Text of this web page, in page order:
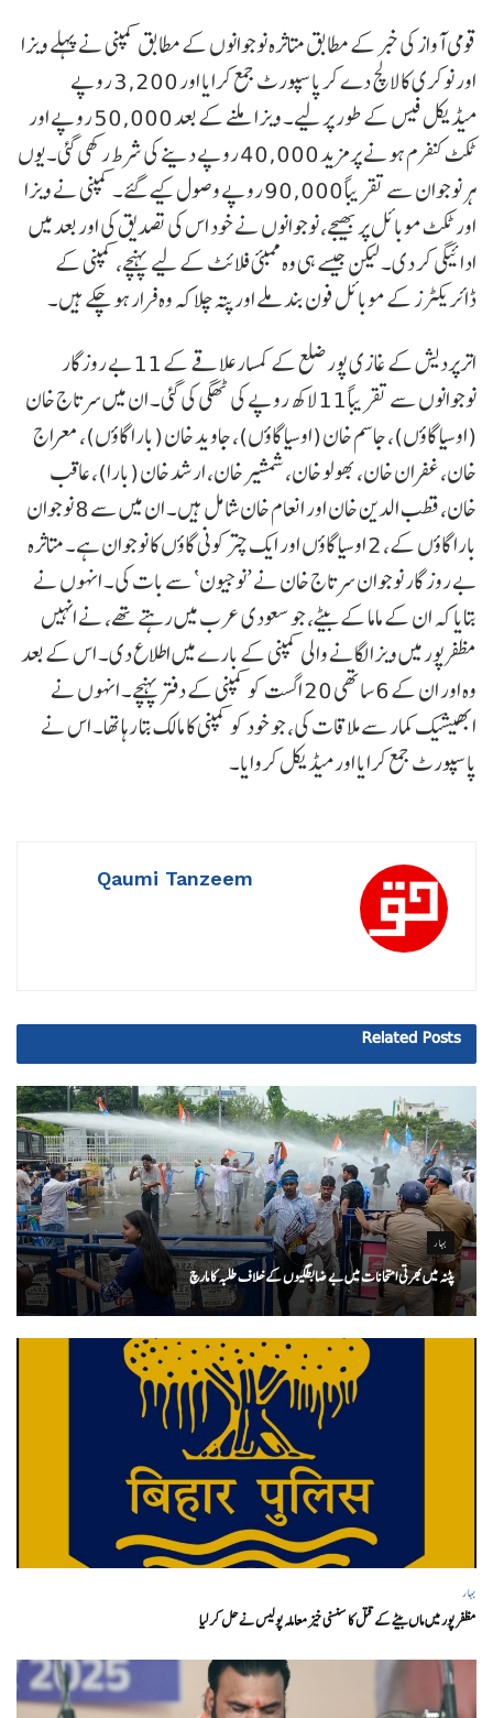
قومی آواز کی خبر کے مطابق متاثرہ نوجوانوں کے مطابق کمپنی نے پہلے ویزا
اور نوکری کا لالچ دے کر پاسپورٹ جمع کرایا اور 3,200 روپے
میڈیکل فیس کے طور پر لیے۔ ویزا ملنے کے بعد 50,000 روپے اور
ٹکٹ کنفرم ہونے پر مزید 40,000 روپے دینے کی شرط رکھی گئی۔ یوں
ہر نوجوان سے تقریباً 90,000 روپے وصول کیے گئے۔ کمپنی نے ویزا
اور ٹکٹ موبائل پر بھیجے، نوجوانوں نے خود اس کی تصدیق کی اور بعد میں
ادائیگی کر دی۔ لیکن جیسے ہی وہ ممبئی فلائٹ کے لیے پہنچے، کمپنی کے
ڈائریکٹرز کے موبائل فون بند ملے اور پتہ چلا کہ وہ فرار ہو چکے ہیں۔
اترپردیش کے غازی پور ضلع کے کمسار علاقے کے 11 بے روزگار
نوجوانوں سے تقریباً 11 لاکھ روپے کی ٹھگی کی گئی۔ ان میں سرتاج خان
(اوسیا گاؤں)، جاسم خان (اوسیا گاؤں)، جاوید خان (بارا گاؤں)، معراج
خان، غفران خان، بھولو خان، شمشیر خان، ارشد خان (بارا)، عاقب
خان، قطب الدین خان اور انعام خان شامل ہیں۔ ان میں سے 8 نوجوان
بارا گاؤں کے، 2 اوسیا گاؤں اور ایک چترکونی گاؤں کا نوجوان ہے۔ متاثرہ
بے روز گار نوجوان سرتاج خان نے ’نوجیون‘ سے بات کی۔ انہوں نے
بتایا کہ ان کے ماما کے بیٹے، جو سعودی عرب میں رہتے تھے، نے انہیں
مظفرپور میں ویزا لگانے والی کمپنی کے بارے میں اطلاع دی۔ اس کے بعد
وہ اور ان کے 6 ساتھی 20 اگست کو کمپنی کے دفتر پہنچے۔ انہوں نے
ابھیشیک کمار سے ملاقات کی، جو خود کو کمپنی کا مالک بتا رہا تھا۔ اس نے
پاسپورٹ جمع کرایا اور میڈیکل کروایا۔
Qaumi Tanzeem
Related Posts
بہار
پٹنہ میں بھرتی امتحانات میں بے ضابطگیوں کے خلاف طلبہ کا مارچ
بہار
مظفر پور میں ماں بیٹے کے قتل کا سنسنی خیز معاملہ پولیس نے حل کر لیا